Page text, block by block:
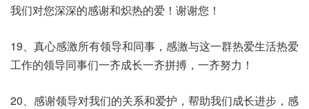
我们对您深深的感谢和炽热的爱！谢谢您！
19、真心感激所有领导和同事，感激与这一群热爱生活热爱
工作的领导同事们一齐成长一齐拼搏，一齐努力！
20、感谢领导对我们的关系和爱护，帮助我们成长进步，感